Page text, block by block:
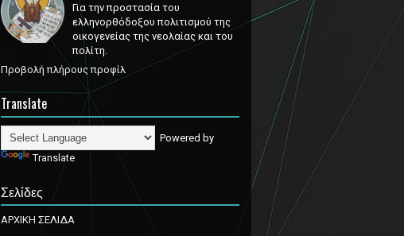
Για την προστασία του
ελληνορθόδοξου πολιτισμού της
οικογενείας της νεολαίας και του
πολίτη.
Προβολή πλήρους προφίλ
Translate
Powered by
Translate
Σελίδες
ΑΡΧΙΚΗ ΣΕΛΙΔΑ